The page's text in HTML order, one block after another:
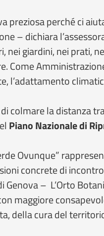
preziosa perché ci
– dichiara
nei giardini, nei prati,
Come
l’adattamento
colmare la distanza
Piano Nazionale di
Ovunque”
concrete di
Genova – L’Orto
maggiore
della cura del